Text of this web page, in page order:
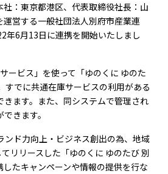
：東京都港区、代表取締役社長：山
営する一般社団法人別府市産業連
年6月13日に連携を開始いたしまし
ービス」を使って「ゆのくに ゆのた
でに共通在庫サービスの利用がある
ます。また、同システムで管理され
きます。
ド力向上・ビジネス創出の為、地域
リリースした「ゆのくに ゆのたび 別
たキャンペーンや情報の提供を行な